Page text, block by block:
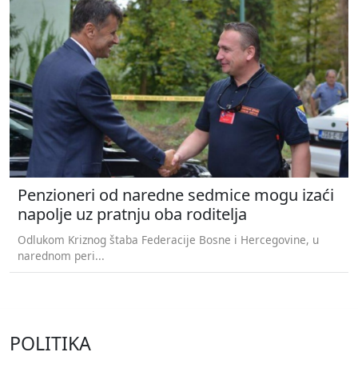
Penzioneri od naredne sedmice mogu izaći
napolje uz pratnju oba roditelja
Odlukom Kriznog štaba Federacije Bosne i Hercegovine, u
narednom peri...
POLITIKA